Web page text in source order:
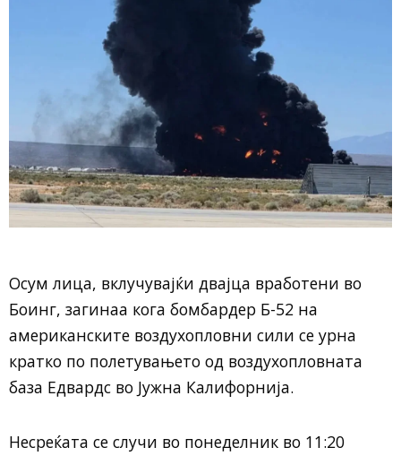
Осум лица, вклучувајќи двајца вработени во
Боинг, загинаа кога бомбардер Б-52 на
американските воздухопловни сили се урна
кратко по полетувањето од воздухопловната
база Едвардс во Јужна Калифорнија.
Несреќата се случи во понеделник во 11:20